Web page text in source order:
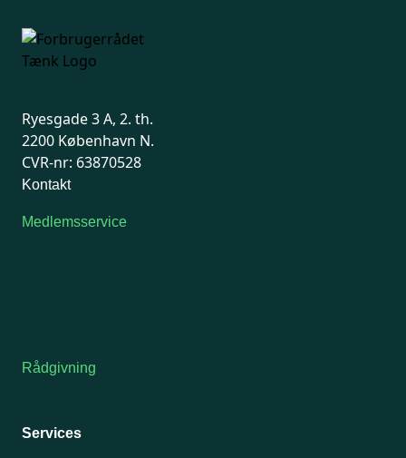
Ryesgade 3 A, 2. th.
2200 København N.
CVR-nr: 63870528
Kontakt
Medlemsservice
Rådgivning
Services